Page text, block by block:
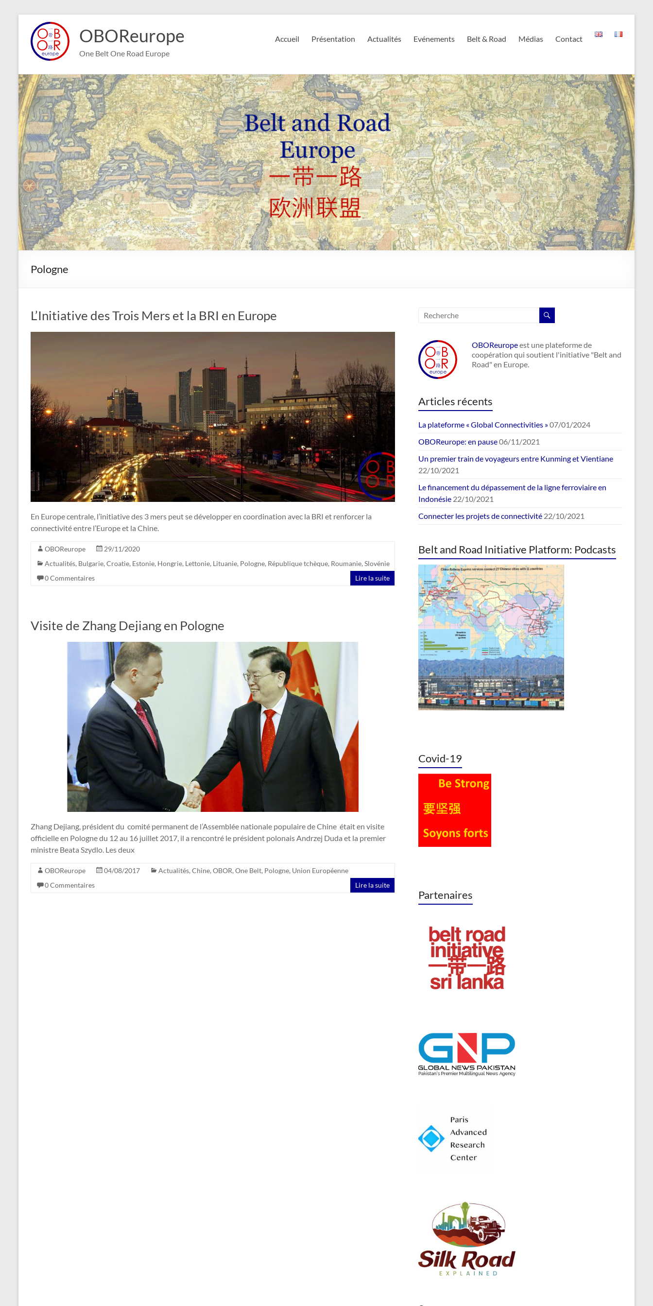
contenu
OBOReurope
One Belt One Road Europe
Accueil Présentation Actualités Evénements Belt & Road Médias Contact
Pologne
L’Initiative des Trois Mers et la BRI en Europe
En Europe centrale, l’initiative des 3 mers peut se développer en coordination avec la BRI et renforcer la
connectivité entre l’Europe et la Chine.
OBOReurope
29/11/2020
Actualités, Bulgarie, Croatie, Estonie, Hongrie, Lettonie, Lituanie, Pologne, République tchèque, Roumanie, Slovénie
0 Commentaires
Lire la suite
Visite de Zhang Dejiang en Pologne
Zhang Dejiang, président du comité permanent de l’Assemblée nationale populaire de Chine était en visite
officielle en Pologne du 12 au 16 juillet 2017, il a rencontré le président polonais Andrzej Duda et la premier
ministre Beata Szydlo. Les deux
OBOReurope 04/08/2017 Actualités, Chine, OBOR, One Belt, Pologne, Union Européenne
0 Commentaires
Lire la suite
OBOReuropeest une plateforme de
coopération qui soutient l'initiative "Belt and
Road" en Europe.
Articles récents
La plateforme « Global Connectivities »07/01/2024
OBOReurope: en pause06/11/2021
Un premier train de voyageurs entre Kunming et Vientiane
22/10/2021
Le financement du dépassement de la ligne ferroviaire en
Indonésie 22/10/2021
Connecter les projets de connectivité 22/10/2021
Belt and Road Initiative Platform: Podcasts
Covid-19
Partenaires